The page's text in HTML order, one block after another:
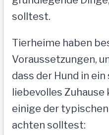
solltest.
Tierheime haben
Voraussetzungen,
dass der Hund in
liebevolles
einige der
achten solltest: